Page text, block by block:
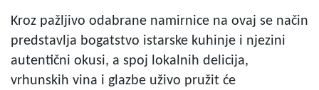
Kroz pažljivo odabrane namirnice na ovaj se način
predstavlja bogatstvo istarske kuhinje i njezini
autentični okusi, a spoj lokalnih delicija,
vrhunskih vina i glazbe uživo pružit će